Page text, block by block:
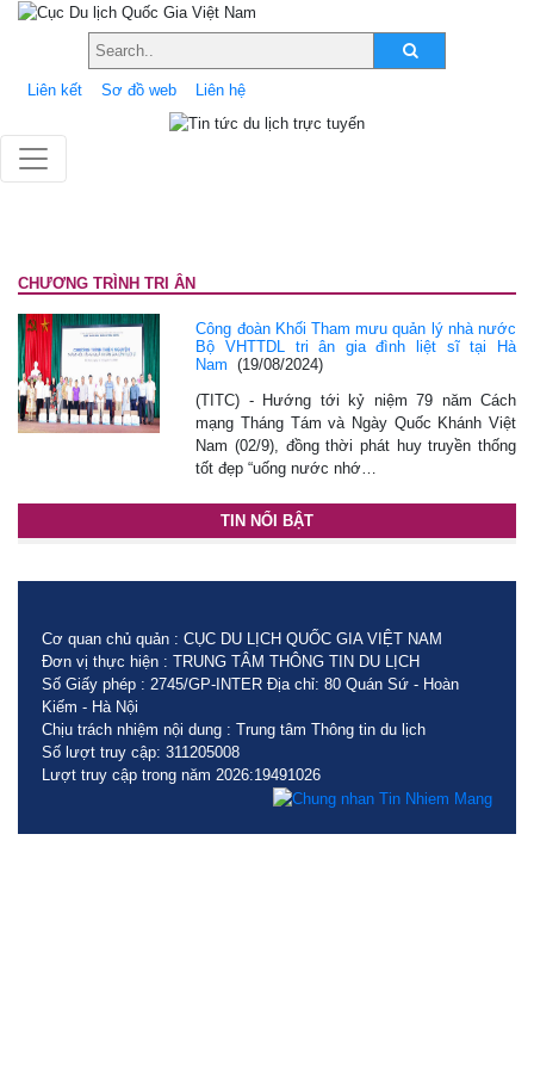
Liên kết Sơ đồ web Liên hệ
CHƯƠNG TRÌNH TRI ÂN
Công đoàn Khối Tham mưu quản lý nhà nước
Bộ VHTTDL tri ân gia đình liệt sĩ tại Hà
Nam
(19/08/2024)
(TITC) - Hướng tới kỷ niệm 79 năm Cách
mạng Tháng Tám và Ngày Quốc Khánh Việt
Nam (02/9), đồng thời phát huy truyền thống
tốt đẹp “uống nước nhớ…
TIN NỔI BẬT
Cơ quan chủ quản : CỤC DU LỊCH QUỐC GIA VIỆT NAM
Đơn vị thực hiện : TRUNG TÂM THÔNG TIN DU LỊCH
Số Giấy phép : 2745/GP-INTER Địa chỉ: 80 Quán Sứ - Hoàn
Kiếm - Hà Nội
Chịu trách nhiệm nội dung : Trung tâm Thông tin du lịch
Số lượt truy cập: 311205008
Lượt truy cập trong năm 2026:19491026